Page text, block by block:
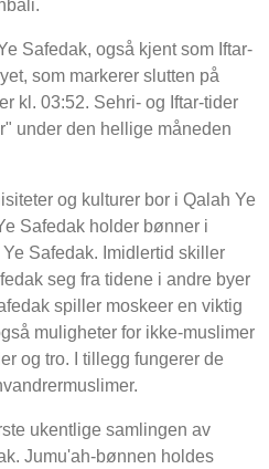
Safedak, også kjent som Iftar-
som markerer slutten på
kl. 03:52. Sehri- og Iftar-tider
under den hellige måneden
og kulturer bor i Qalah Ye
Safedak holder bønner i
Safedak. Imidlertid skiller
seg fra tidene i andre byer
spiller moskeer en viktig
muligheter for ikke-muslimer
og tro. I tillegg fungerer de
ukentlige samlingen av
Jumu'ah-bønnen holdes